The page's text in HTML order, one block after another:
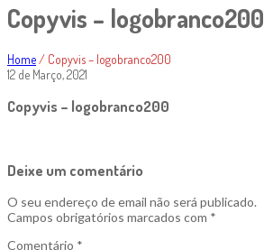
Copyvis – logobranco200
Home/ Copyvis – logobranco200
12 de Março, 2021
Copyvis – logobranco200
Deixe um comentário
O seu endereço de email não será publicado.
Campos obrigatórios marcados com *
Comentário *